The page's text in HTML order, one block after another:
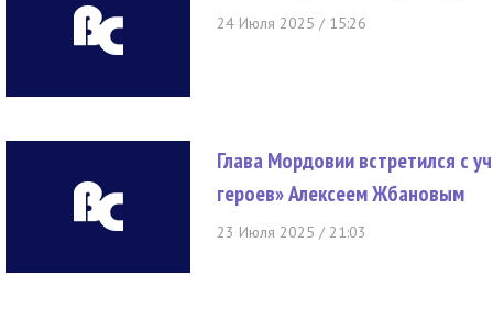
24 Июля 2025 / 15:26
Глава Мордовии встретился с
героев» Алексеем Жбановым
23 Июля 2025 / 21:03